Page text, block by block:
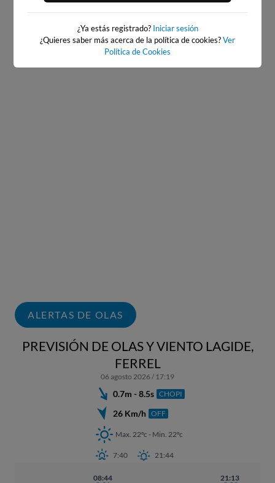
ALERTAS DE OLAS
PREVISIÓN DE OLAS Y VIENTO LAGIDE,
FERREL
06 agosto 2026 / 17:19
0.7m - 8.5s CHOPI
26 Km/h OFF
Max. 22ºc - Min. 22ºc
7:40 21:44
08:44 21:13
¿Ya estás registrado? Iniciar sesión
¿Quieres saber más acerca de la política de cookies?Ver
Política de Cookies